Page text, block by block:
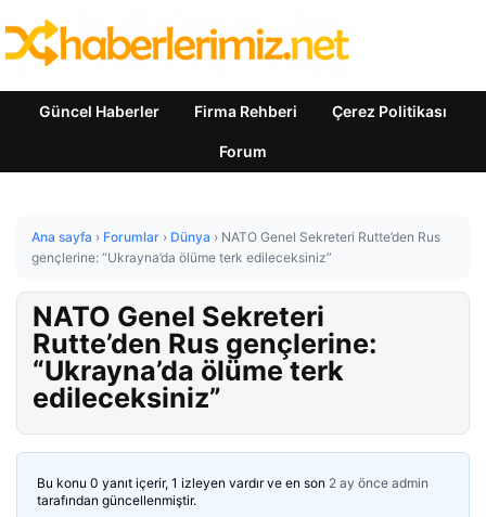
Güncel Haberler Firma Rehberi Çerez Politikası
Forum
Ana sayfa › Forumlar › Dünya › NATO Genel Sekreteri Rutte’den Rus
gençlerine: “Ukrayna’da ölüme terk edileceksiniz”
NATO Genel Sekreteri
Rutte’den Rus gençlerine:
“Ukrayna’da ölüme terk
edileceksiniz”
Bu konu 0 yanıt içerir, 1 izleyen vardır ve en son 2 ay önce admin
tarafından güncellenmiştir.